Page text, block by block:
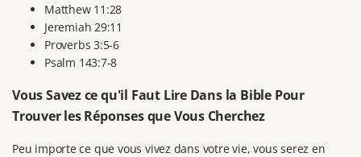
Matthew 11:28
Jeremiah 29:11
Proverbs 3:5-6
Psalm 143:7-8
Vous Savez ce qu'il Faut Lire Dans la Bible Pour
Trouver les Réponses que Vous Cherchez
Peu importe ce que vous vivez dans votre vie, vous serez en